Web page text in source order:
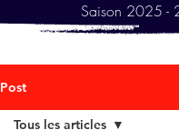
Saison 2025 -
Post
Tous les articles